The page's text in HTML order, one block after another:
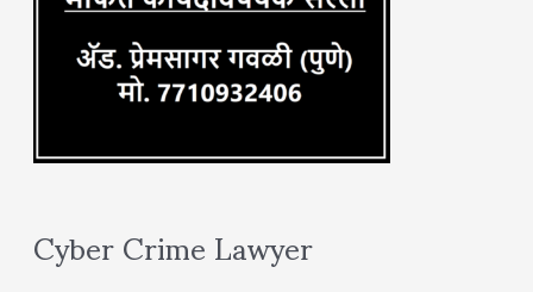
Cyber Crime Lawyer